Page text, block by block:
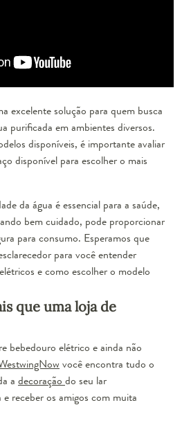
excelente solução para quem busca
purificada em ambientes diversos.
disponíveis, é importante avaliar
disponível para escolher o mais
da água é essencial para a saúde,
bem cuidado, pode proporcionar
para consumo. Esperamos que
para você entender
e como escolher o modelo
que uma loja de
bebedouro elétrico e ainda não
você encontra tudo o
a decoração do seu lar
receber os amigos com muita